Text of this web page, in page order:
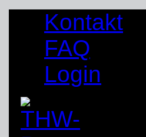
Kontakt
FAQ
Login